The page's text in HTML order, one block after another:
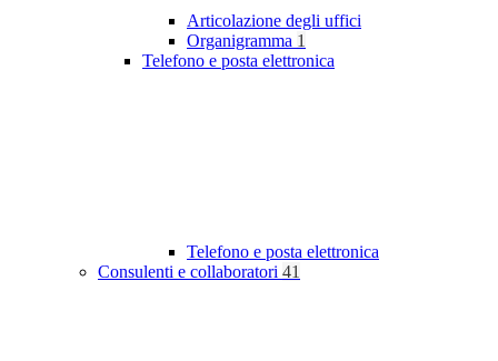
Articolazione degli uffici
Organigramma 1
Telefono e posta elettronica
Telefono e posta elettronica
Consulenti e collaboratori 41